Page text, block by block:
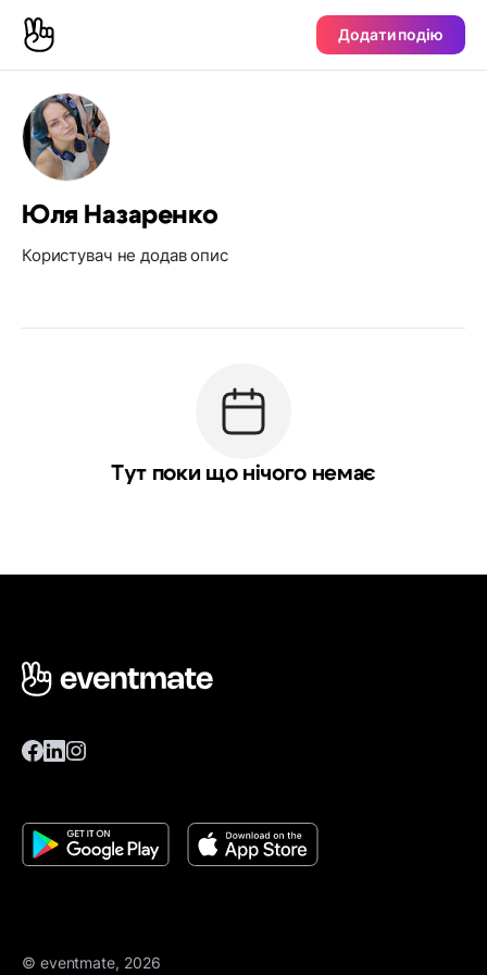
Додати подію
Юля Назаренко
Користувач не додав опис
Тут поки що нічого немає
© eventmate, 2026